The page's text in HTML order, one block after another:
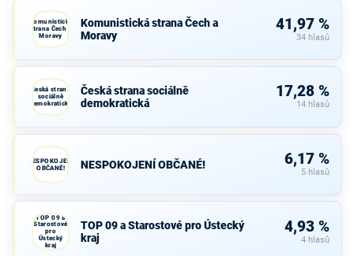
Komunistická
strana Čech a
Moravy
Komunistická strana Čech a
Moravy
41,97 %
34 hlasů
Česká strana
sociálně
demokratická
Česká strana sociálně
demokratická
17,28 %
14 hlasů
NESPOKOJENÍ
OBČANÉ!
NESPOKOJENÍ OBČANÉ! 6,17 %
5 hlasů
TOP 09 a
Starostové
pro
Ústecký
kraj
TOP 09 a Starostové pro Ústecký
kraj
4,93 %
4 hlasů